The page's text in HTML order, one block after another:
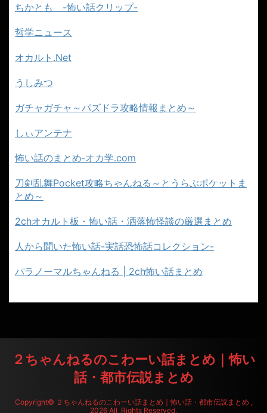
ちかとも -怖い話クリップ-
哲学ニュース
オカルト.Net
うしみつ
ガチャガチャ～パズドラ攻略情報まとめ～
しぃアンテナ
怖い話のまとめ‐オカ学.com
刀剣乱舞Pocket攻略ちゃんねる～とうらぶポケットま
とめ～
2chオカルト板・怖い話・洒落怖怪談の厳選まとめ
人から聞いた怖い話-実話恐怖話コレクション-
パラノーマルちゃんねる | 2ch怖い話まとめ
２ちゃんねるのこわーい話まとめ｜怖い
話・都市伝説まとめ
Copyright© ２ちゃんねるのこわーい話まとめ｜怖い話・都市伝説まとめ ,
2026 All Rights Reserved.